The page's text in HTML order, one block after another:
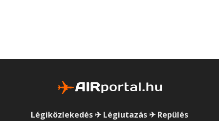
Légiközlekedés ✈ Légiutazás ✈ Repülés